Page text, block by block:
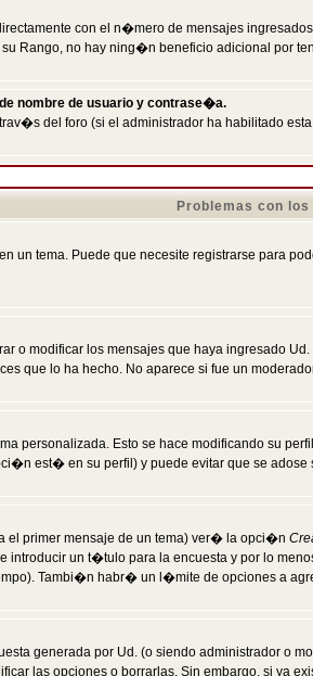
con el n�mero de mensajes
Rango, no hay ning�n beneficio adicional por
nombre de usuario y contrase�a.
del foro (si el administrador ha habilitado
Problemas con los
tema. Puede que necesite registrarse para
o modificar los mensajes que haya ingresado
que lo ha hecho. No aparece si fue un
personalizada. Esto se hace modificando su
est� en su perfil) y puede evitar que se
el primer mensaje de un tema) ver� la opci�n
introducir un t�tulo para la encuesta y por lo
Tambi�n habr� un l�mite de opciones a
generada por Ud. (o siendo administrador o
las opciones o borrarlas. Sin embargo, si ya